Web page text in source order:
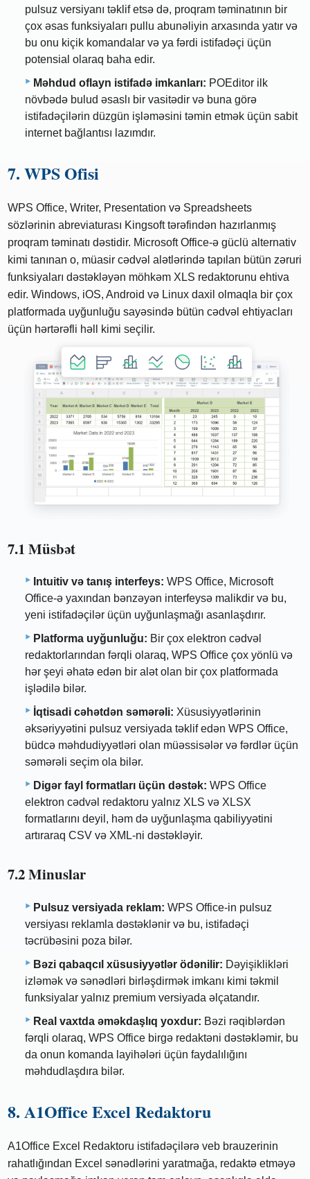
pulsuz versiyanı təklif etsə də, proqram təminatının bir
çox əsas funksiyaları pullu abunəliyin arxasında yatır və
bu onu kiçik komandalar və ya fərdi istifadəçi üçün
potensial olaraq baha edir.
Məhdud oflayn istifadə imkanları: POEditor ilk
növbədə bulud əsaslı bir vasitədir və buna görə
istifadəçilərin düzgün işləməsini təmin etmək üçün sabit
internet bağlantısı lazımdır.
7. WPS Ofisi
WPS Office, Writer, Presentation və Spreadsheets
sözlərinin abreviaturası Kingsoft tərəfindən hazırlanmış
proqram təminatı dəstidir. Microsoft Office-ə güclü alternativ
kimi tanınan o, müasir cədvəl alətlərində tapılan bütün zəruri
funksiyaları dəstəkləyən möhkəm XLS redaktorunu ehtiva
edir. Windows, iOS, Android və Linux daxil olmaqla bir çox
platformada uyğunluğu sayəsində bütün cədvəl ehtiyacları
üçün hərtərəfli həll kimi seçilir.
7.1 Müsbət
Intuitiv və tanış interfeys: WPS Office, Microsoft
Office-ə yaxından bənzəyən interfeysə malikdir və bu,
yeni istifadəçilər üçün uyğunlaşmağı asanlaşdırır.
Platforma uyğunluğu: Bir çox elektron cədvəl
redaktorlarından fərqli olaraq, WPS Office çox yönlü və
hər şeyi əhatə edən bir alət olan bir çox platformada
işlədilə bilər.
İqtisadi cəhətdən səmərəli: Xüsusiyyətlərinin
əksəriyyətini pulsuz versiyada təklif edən WPS Office,
büdcə məhdudiyyətləri olan müəssisələr və fərdlər üçün
səmərəli seçim ola bilər.
Digər fayl formatları üçün dəstək: WPS Office
elektron cədvəl redaktoru yalnız XLS və XLSX
formatlarını deyil, həm də uyğunlaşma qabiliyyətini
artıraraq CSV və XML-ni dəstəkləyir.
7.2 Minuslar
Pulsuz versiyada reklam: WPS Office-in pulsuz
versiyası reklamla dəstəklənir və bu, istifadəçi
təcrübəsini poza bilər.
Bəzi qabaqcıl xüsusiyyətlər ödənilir: Dəyişiklikləri
izləmək və sənədləri birləşdirmək imkanı kimi təkmil
funksiyalar yalnız premium versiyada əlçatandır.
Real vaxtda əməkdaşlıq yoxdur: Bəzi rəqiblərdən
fərqli olaraq, WPS Office birgə redaktəni dəstəkləmir, bu
da onun komanda layihələri üçün faydalılığını
məhdudlaşdıra bilər.
8. A1Office Excel Redaktoru
A1Office Excel Redaktoru istifadəçilərə veb brauzerinin
rahatlığından Excel sənədlərini yaratmağa, redaktə etməyə